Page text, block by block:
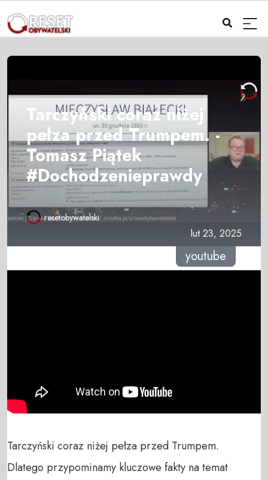
Tarczyński coraz niżej
pełza przed Trumpem. -
Tomasz Piątek
#Dochodzenieprawdy
resetobywatelski
lut 23, 2025
youtube
Tarczyński coraz niżej pełza przed Trumpem.
Dlatego przypominamy kluczowe fakty na temat